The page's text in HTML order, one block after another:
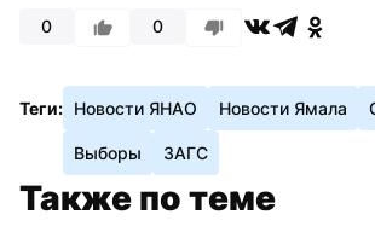
0 0
Теги: Новости ЯНАО Новости Ямала
Выборы ЗАГС
Также по теме